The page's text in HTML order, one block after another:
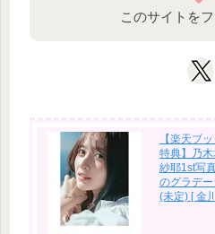
このサイトを
【楽天ブ
特典】乃木
紗耶1st写
のグラデー
(未定) [ 金